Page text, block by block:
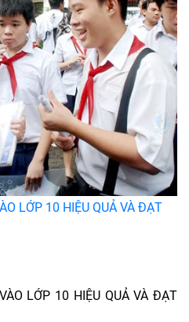
LỚP 10 HIỆU QUẢ VÀ ĐẠT
LỚP 10 HIỆU QUẢ VÀ ĐẠT